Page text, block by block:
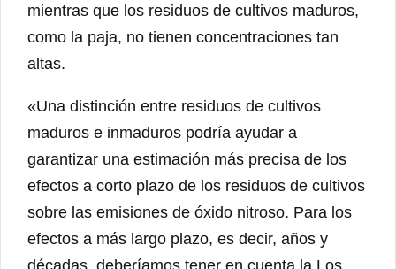
mientras que los residuos de cultivos maduros,
como la paja, no tienen concentraciones tan
altas.
«Una distinción entre residuos de cultivos
maduros e inmaduros podría ayudar a
garantizar una estimación más precisa de los
efectos a corto plazo de los residuos de cultivos
sobre las emisiones de óxido nitroso. Para los
efectos a más largo plazo, es decir, años y
décadas, deberíamos tener en cuenta la Los